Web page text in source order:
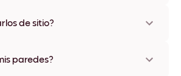
países. Te enviaremos un número de
de sitio?
paredes?